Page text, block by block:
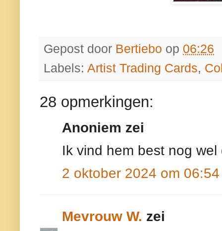
Gepost door Bertiebo op 06:26
Labels: Artist Trading Cards,
28 opmerkingen:
Anoniem zei
Ik vind hem best nog wel
2 oktober 2024 om 06:54
Mevrouw W. zei